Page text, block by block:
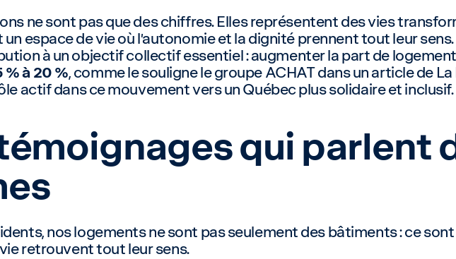
ne sont pas que des chiffres. Elles représentent des vies
espace de vie où l’autonomie et la dignité prennent tout leur
à un objectif collectif essentiel : augmenter la part de
% à 20 %, comme le souligne le groupe ACHAT dans un article de
actif dans ce mouvement vers un Québec plus solidaire et inclusif.
qui parlent
nos logements ne sont pas seulement des bâtiments : ce sont
retrouvent tout leur sens.